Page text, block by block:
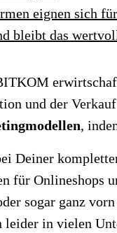
eignen sich
bleibt das
und der
,
Deiner
für Onlineshops
sogar ganz
leider in vielen